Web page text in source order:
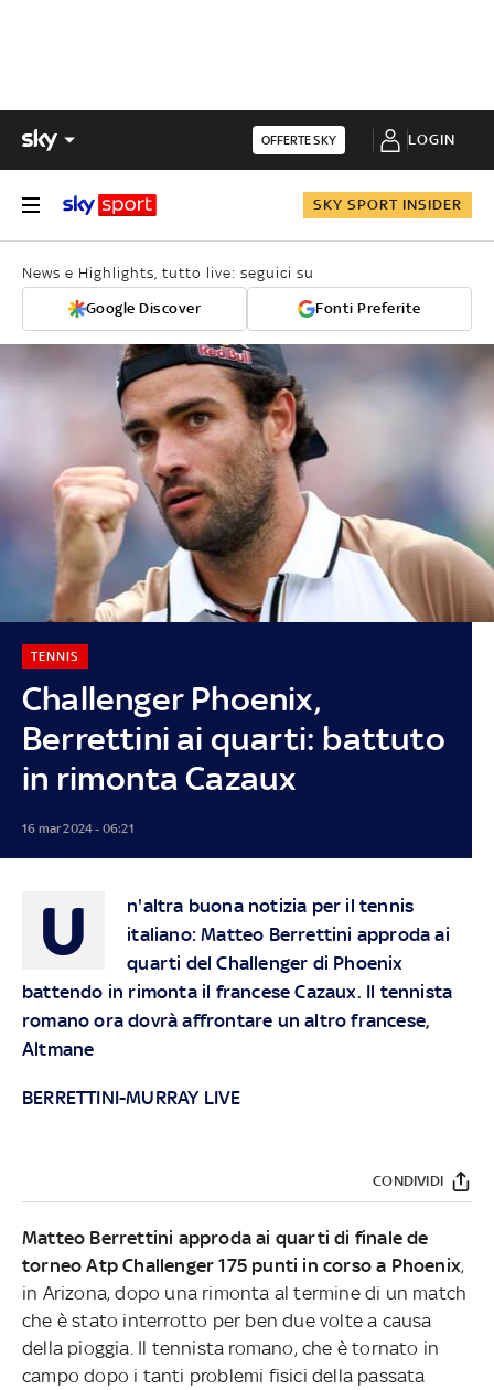
OFFERTE SKY LOGIN
SKY SPORT INSIDER
News e Highlights, tutto live: seguici su
Google Discover Fonti Preferite
Challenger Phoenix,
Berrettini ai quarti: battuto
in rimonta Cazaux
TENNIS
16 mar 2024 - 06:21
U
n'altra buona notizia per il tennis
italiano: Matteo Berrettini approda ai
quarti del Challenger di Phoenix
battendo in rimonta il francese Cazaux. Il tennista
romano ora dovrà affrontare un altro francese,
Altmane
BERRETTINI-MURRAY LIVE
CONDIVIDI
Matteo Berrettini approda ai quarti di finale de
torneo Atp Challenger 175 punti in corso a Phoenix,
in Arizona, dopo una rimonta al termine di un match
che è stato interrotto per ben due volte a causa
della pioggia. Il tennista romano, che è tornato in
campo dopo i tanti problemi fisici della passata